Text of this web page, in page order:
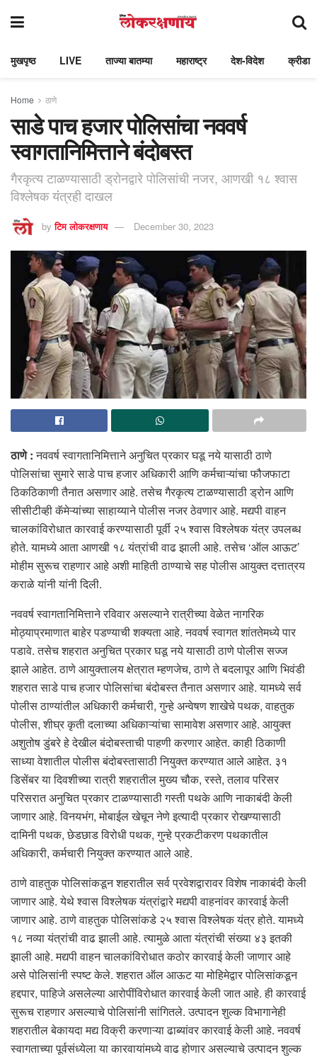
मुखपृष्ठ LIVE ताज्या बातम्या महाराष्ट्र देश-विदेश क्रीडा
Home ठाणे
साडे पाच हजार पोलिसांचा नववर्ष
स्वागतानिमित्ताने बंदोबस्त
गैरकृत्य टाळण्यासाठी ड्रोनद्वारे पोलिसांची नजर, आणखी १८ श्वास
विश्लेषक यंंत्रही दाखल
by टिम लोकरक्षणाय December 30, 2023
ठाणे :नववर्ष स्वागतानिमित्ताने अनुचित प्रकार घडू नये यासाठी ठाणे
पोलिसांचा सुमारे साडे पाच हजार अधिकारी आणि कर्मचाऱ्यांचा फौजफाटा
ठिकठिकाणी तैनात असणार आहे. तसेच गैरकृत्य टाळण्यासाठी ड्रोन आणि
सीसीटीव्ही कॅमेऱ्यांच्या साहाय्याने पोलीस नजर ठेवणार आहे. मद्यपी वाहन
चालकांविरोधात कारवाई करण्यासाठी पूर्वी २५ श्वास विश्लेषक यंत्र उपलब्ध
होते. यामध्ये आता आणखी १८ यंत्रांची वाढ झाली आहे. तसेच ‘ऑल आऊट’
मोहीम सुरूच राहणार आहे अशी माहिती ठाण्याचे सह पोलीस आयुक्त दत्तात्रय
कराळे यांनी यांनी दिली.
नववर्ष स्वागतानिमित्ताने रविवार असल्याने रात्रीच्या वेळेत नागरिक
मोठ्याप्रमाणात बाहेर पडण्याची शक्यता आहे. नववर्ष स्वागत शांततेमध्ये पार
पडावे. तसेच शहरात अनुचित प्रकार घडू नये यासाठी ठाणे पोलीस सज्ज
झाले आहेत. ठाणे आयुक्तालय क्षेत्रात म्हणजेच, ठाणे ते बदलापूर आणि भिवंडी
शहरात साडे पाच हजार पोलिसांचा बंदोबस्त तैनात असणार आहे. यामध्ये सर्व
पोलीस ठाण्यांतील अधिकारी कर्मचारी, गुन्हे अन्वेषण शाखेचे पथक, वाहतुक
पोलीस, शीघ्र कृती दलाच्या अधिकाऱ्यांचा सामावेश असणार आहे. आयुक्त
अशुतोष डुंबरे हे देखील बंदोबस्ताची पाहणी करणार आहेत. काही ठिकाणी
साध्या वेशातील पोलीस बंदोबस्तासाठी नियुक्त करण्यात आले आहेत. ३१
डिसेंबर या दिवशीच्या रात्री शहरातील मुख्य चौक, रस्ते, तलाव परिसर
परिसरात अनुचित प्रकार टाळण्यासाठी गस्ती पथके आणि नाकाबंदी केली
जाणार आहे. विनयभंग, मोबाईल खेचून नेणे इत्यादी प्रकार रोखण्यासाठी
दामिनी पथक, छेडछाड विरोधी पथक, गुन्हे प्रकटीकरण पथकातील
अधिकारी, कर्मचारी नियुक्त करण्यात आले आहे.
ठाणे वाहतुक पोलिसांकडून शहरातील सर्व प्रवेशद्वारावर विशेष नाकाबंदी केली
जाणार आहे. येथे श्वास विश्लेषक यंत्रांद्वारे मद्यपी वाहनांवर कारवाई केली
जाणार आहे. ठाणे वाहतुक पोलिसांकडे २५ श्वास विश्लेषक यंत्र होते. यामध्ये
१८ नव्या यंत्रांची वाढ झाली आहे. त्यामुळे आता यंत्रांची संख्या ४३ इतकी
झाली आहे. मद्यपी वाहन चालकांविरोधात कठोर कारवाई केली जाणार आहे
असे पोलिसांनी स्पष्ट केले. शहरात ऑल आऊट या मोहिमेद्वार पोलिसांकडून
हद्दपार, पाहिजे असलेल्या आरोपींविरोधात कारवाई केली जात आहे. ही कारवाई
सुरूच राहणार असल्याचे पोलिसांनी सांगितले. उत्पादन शुल्क विभागानेही
शहरातील बेकायदा मद्य विक्री करणाऱ्या ढाब्यांवर कारवाई केली आहे. नववर्ष
स्वागताच्या पूर्वसंध्येला या कारवायांमध्ये वाढ होणार असल्याचे उत्पादन शुल्क